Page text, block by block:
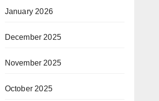
January 2026
December 2025
November 2025
October 2025